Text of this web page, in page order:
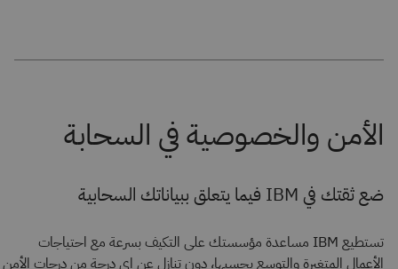
ضع ثقتك في IBM فيما يتعلق ببياناتك السحابية
تستطيع IBM مساعدة مؤسستك على التكيف بسرعة مع احتياجات
الأعمال المتغيرة والتوسع بحسبها، دون تنازل عن اي درجة من درجات الأمن